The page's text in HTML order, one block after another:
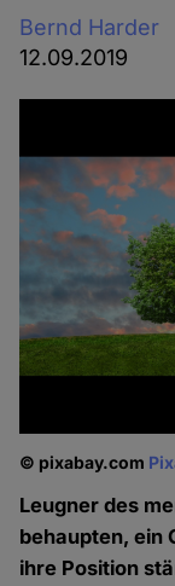
Bernd Harder
12.09.2019
© pixabay.com
Leugner des
behaupten, ein
ihre Position